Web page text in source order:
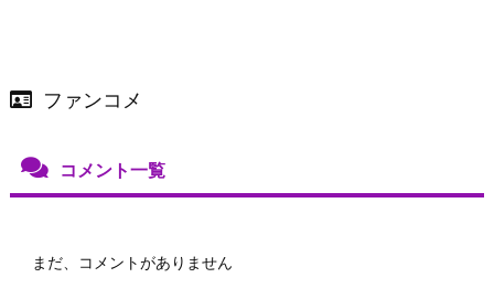
ファンコメ
コメント一覧
まだ、コメントがありません